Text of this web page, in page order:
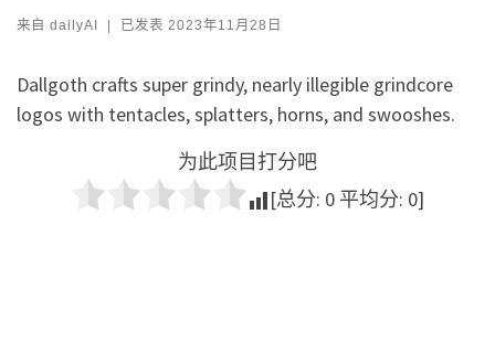
来自 dailyAI | 已发表 2023年11月28日
Dallgoth crafts super grindy, nearly illegible grindcore
logos with tentacles, splatters, horns, and swooshes.
为此项目打分吧
[总分: 0 平均分: 0]